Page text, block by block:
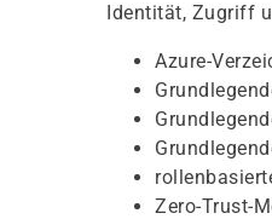
Identität, Zugriff
Azure-
Zero-Trust-